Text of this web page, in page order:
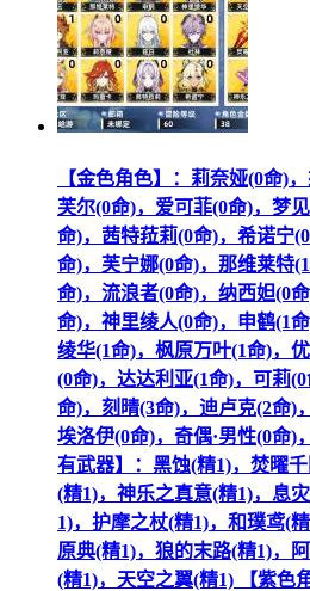
【金色角色】：莉奈娅(0命)
芙尔(0命)，爱可菲(0命)，梦
命)，茜特菈莉(0命)，希诺宁
命)，芙宁娜(0命)，那维莱特
命)，流浪者(0命)，纳西妲(0
命)，神里绫人(0命)，申鹤(1
绫华(1命)，枫原万叶(1命)，
(0命)，达达利亚(1命)，可莉
命)，刻晴(3命)，迪卢克(2命)
埃洛伊(0命)，奇偶·男性(0命)
有武器】：黑蚀(精1)，焚曜
(精1)，神乐之真意(精1)，息
1)，护摩之杖(精1)，和璞鸢(
原典(精1)，狼的末路(精1)，
(精1)，天空之翼(精1) 【紫色